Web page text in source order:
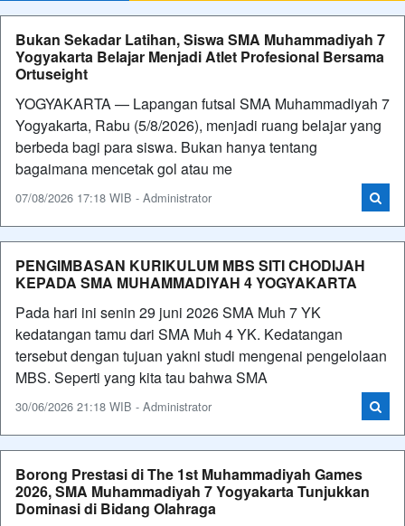
Bukan Sekadar Latihan, Siswa SMA Muhammadiyah 7
Yogyakarta Belajar Menjadi Atlet Profesional Bersama
Ortuseight
YOGYAKARTA — Lapangan futsal SMA Muhammadiyah 7
Yogyakarta, Rabu (5/8/2026), menjadi ruang belajar yang
berbeda bagi para siswa. Bukan hanya tentang
bagaimana mencetak gol atau me
07/08/2026 17:18 WIB - Administrator
PENGIMBASAN KURIKULUM MBS SITI CHODIJAH
KEPADA SMA MUHAMMADIYAH 4 YOGYAKARTA
Pada hari ini senin 29 juni 2026 SMA Muh 7 YK
kedatangan tamu dari SMA Muh 4 YK. Kedatangan
tersebut dengan tujuan yakni studi mengenai pengelolaan
MBS. Seperti yang kita tau bahwa SMA
30/06/2026 21:18 WIB - Administrator
Borong Prestasi di The 1st Muhammadiyah Games
2026, SMA Muhammadiyah 7 Yogyakarta Tunjukkan
Dominasi di Bidang Olahraga